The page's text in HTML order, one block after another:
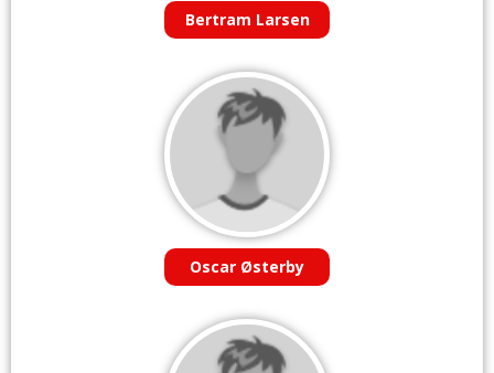
Bertram Larsen
Oscar Østerby